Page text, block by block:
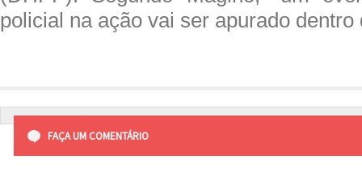
policial na ação vai ser apurado dentro
FAÇA UM COMENTÁRIO